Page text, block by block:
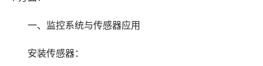
一、监控系统与传感器应用
安装传感器：